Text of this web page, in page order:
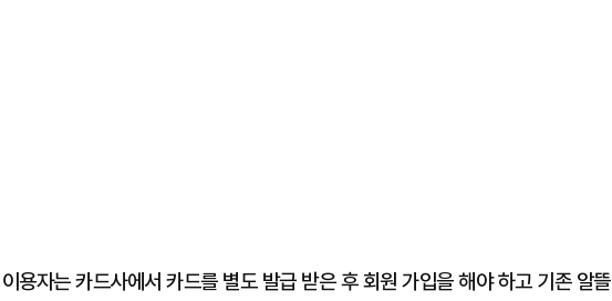
용자는 카드사에서 카드를 별도 발급 받은 후 회원 가입을 해야 하고 기존 알뜰